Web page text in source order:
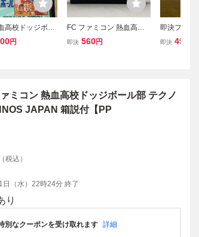
高校ドッジボー
カー編&くにお
円
FC ファミコン 熱血高校
ドッジボール部
即決 560円
即決ファ
熱血高校ド
即決 450
ミコン 熱血高校ドッジボール部 テクノ
JAPAN 箱説付【PP
（税込）
日（水）22時24分 終了
り
別なクーポンを受け取れます 詳細